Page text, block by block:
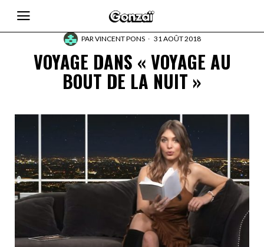
PARVINCENT PONS 31 AOÛT 2018
VOYAGE DANS « VOYAGE AU
BOUT DE LA NUIT »